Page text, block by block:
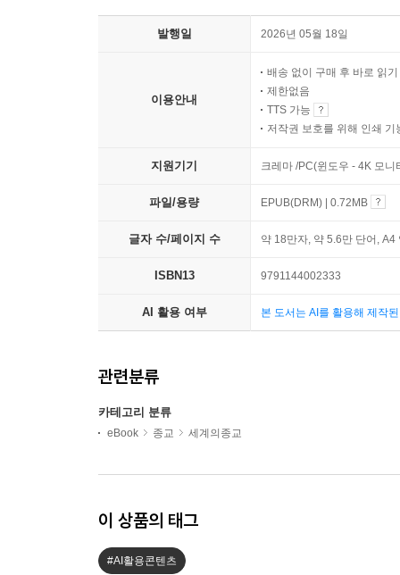
발행일 2026년 05월 18일
이용안내
배송 없이 구매 후 바로 읽기
제한없음
TTS 가능
저작권 보호를 위해 인쇄 기
지원기기 크레마 /PC(윈도우 - 4K 모
파일/용량 EPUB(DRM) | 0.72MB
글자 수/페이지 수 약 18만자, 약 5.6만 단어,
ISBN13 9791144002333
AI 활용 여부 본 도서는 AI를 활용해 제작
관련분류
카테고리 분류
eBook 종교 세계의종교
이 상품의 태그
#AI활용콘텐츠